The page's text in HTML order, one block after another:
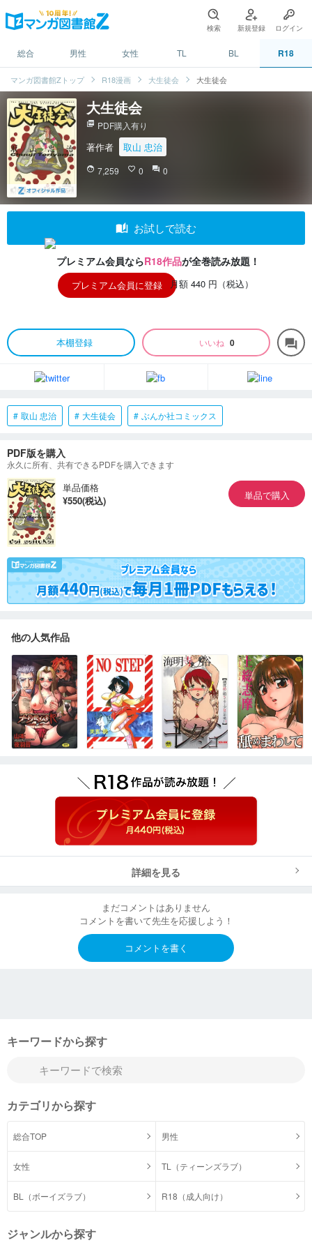
検索 新規登録 ログイン
総合 男性 女性 TL BL R18
マンガ図書館Zトップ R18漫画 大生徒会 大生徒会
大生徒会
picture_as_pdf PDF購入有り
著作者 取山 忠治
face 7,259 favorite_border 0 question_answer 0
auto_stories お試しで読む
プレミアム会員ならR18作品が全巻読み放題！
プレミアム会員に登録 月額 440 円（税込）
本棚登録 いいね 0 forum
取山 忠治 大生徒会 ぶんか社コミックス
PDF版を購入
永久に所有、共有できるPDFを購入できます
単品価格
¥550(税込)
単品で購入
他の人気作品
詳細を見る
まだコメントはありません
コメントを書いて先生を応援しよう！
コメントを書く
キーワードから探す
カテゴリから探す
総合TOP 男性
女性 TL（ティーンズラブ）
BL（ボーイズラブ） R18（成人向け）
ジャンルから探す